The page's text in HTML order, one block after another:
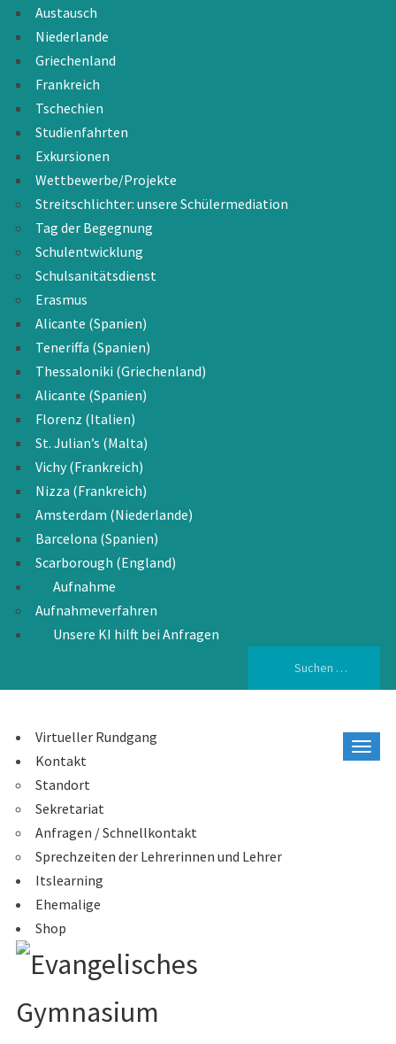
Austausch
Niederlande
Griechenland
Frankreich
Tschechien
Studienfahrten
Exkursionen
Wettbewerbe/Projekte
Streitschlichter: unsere Schülermediation
Tag der Begegnung
Schulentwicklung
Schulsanitätsdienst
Erasmus
Alicante (Spanien)
Teneriffa (Spanien)
Thessaloniki (Griechenland)
Alicante (Spanien)
Florenz (Italien)
St. Julian’s (Malta)
Vichy (Frankreich)
Nizza (Frankreich)
Amsterdam (Niederlande)
Barcelona (Spanien)
Scarborough (England)
Aufnahme
Aufnahmeverfahren
Unsere KI hilft bei Anfragen
Virtueller Rundgang
Kontakt
Standort
Sekretariat
Anfragen / Schnellkontakt
Sprechzeiten der Lehrerinnen und Lehrer
Itslearning
Ehemalige
Shop